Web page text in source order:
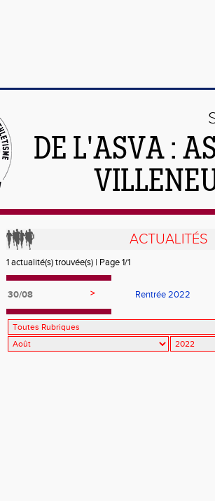
DE L'ASVA :
ACTUALITÉS
1 actualité(s) trouvée(s) | Page 1/1
30/08 > Rentrée 2022